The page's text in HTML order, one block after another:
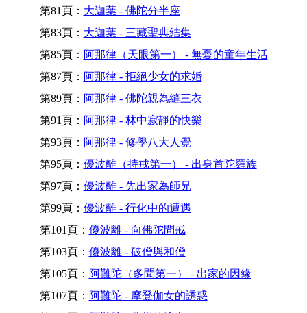
第81頁： 大迦葉 - 佛陀分半座
第83頁： 大迦葉 - 三藏聖典結集
第85頁： 阿那律（天眼第一） - 無憂的童年生活
第87頁： 阿那律 - 拒絕少女的求婚
第89頁： 阿那律 - 佛陀親為縫三衣
第91頁： 阿那律 - 林中寂靜的快樂
第93頁： 阿那律 - 修學八大人覺
第95頁： 優波離（持戒第一） - 出身首陀羅族
第97頁： 優波離 - 先出家為師兄
第99頁： 優波離 - 行化中的遭遇
第101頁： 優波離 - 向佛陀問戒
第103頁： 優波離 - 破僧與和僧
第105頁： 阿難陀（多聞第一） - 出家的因緣
第107頁： 阿難陀 - 摩登伽女的誘惑